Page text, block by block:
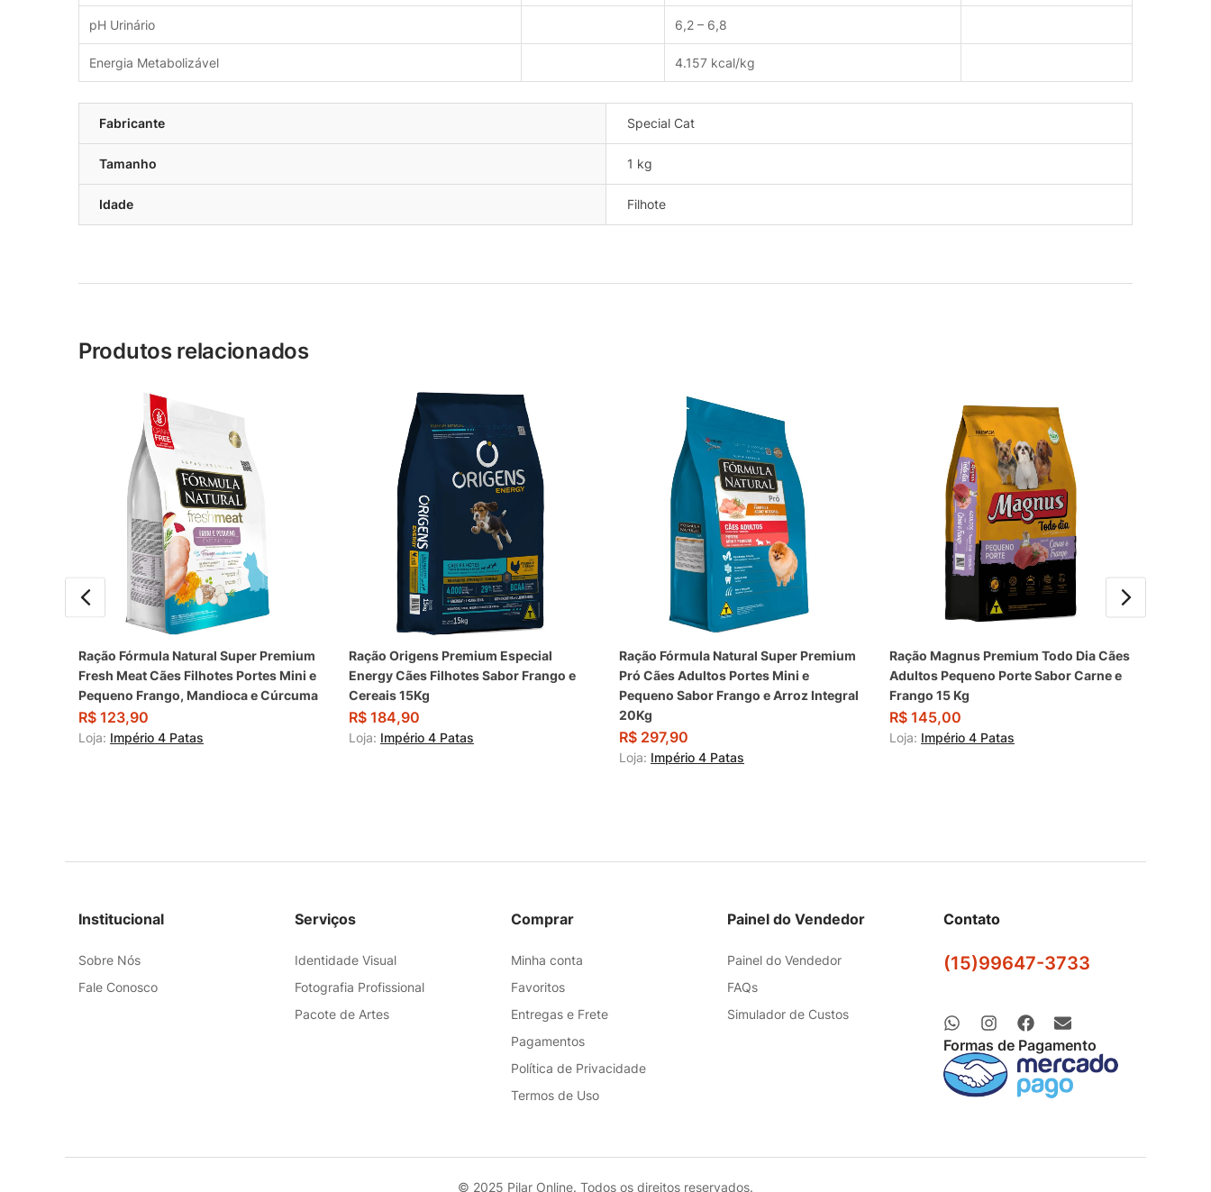
pH Urinário 6,2 – 6,8
Energia Metabolizável 4.157 kcal/kg
Fabricante Special Cat
Tamanho 1 kg
Idade Filhote
Produtos relacionados
Ração Fórmula Natural Super Premium
Fresh Meat Cães Filhotes Portes Mini e
Pequeno Frango, Mandioca e Cúrcuma
R$ 123,90
Loja: Império 4 Patas
Ração Origens Premium Especial
Energy Cães Filhotes Sabor Frango e
Cereais 15Kg
R$ 184,90
Loja: Império 4 Patas
Ração Fórmula Natural Super Premium
Pró Cães Adultos Portes Mini e
Pequeno Sabor Frango e Arroz Integral
20Kg
R$ 297,90
Loja: Império 4 Patas
Ração Magnus Premium Todo Dia Cães
Adultos Pequeno Porte Sabor Carne e
Frango 15 Kg
R$ 145,00
Loja: Império 4 Patas
Institucional
Sobre Nós
Fale Conosco
Serviços
Identidade Visual
Fotografia Profissional
Pacote de Artes
Comprar
Minha conta
Favoritos
Entregas e Frete
Pagamentos
Política de Privacidade
Termos de Uso
Painel do Vendedor
Painel do Vendedor
FAQs
Simulador de Custos
Contato
(15)99647-3733
Formas de Pagamento
© 2025 Pilar Online. Todos os direitos reservados.